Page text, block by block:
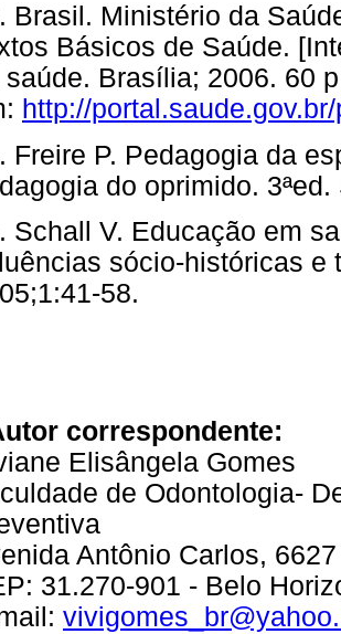
Brasil. Ministério da
Básicos de Saúde.
saúde. Brasília; 2006. 60
http://
Freire P. Pedagogia da
do oprimido.
Schall V. Educação em
sócio-históricas e
58.
correspondente:
Elisângela Gomes
de Odontologia-
Antônio Carlos, 6627
31.270-901 - Belo